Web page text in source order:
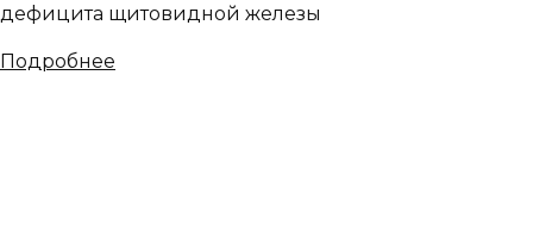
дефицита щитовидной железы
Подробнее